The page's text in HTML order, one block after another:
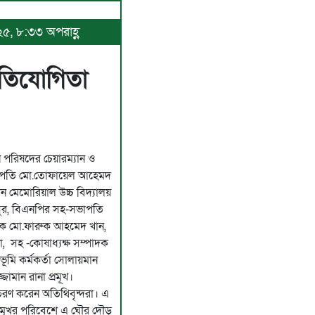
৮:৩৩ অপরাহ্ণ
চেয়ারম্যান ও
মো.তোফায়েল আহেমদ
মেমোরিয়াল উচ্চ বিদ্যালয়
বিএনপির সহ-সভাপতি
মো.ফারুক আহমেদ খান,
সহ -কোষাধ্যক্ষ সম্পাদক
কর্মকর্তা সোলায়মান
রানা প্রমূখ।
করেন অতিথিবৃন্দরা। এ
পরিবেশে এ ঘৌর দৌড়